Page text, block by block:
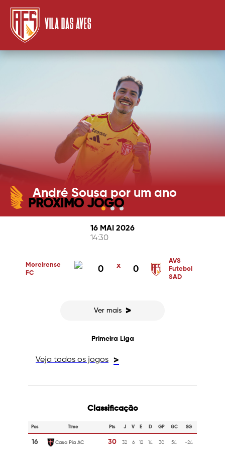
VILA DAS AVES
André Sousa por um ano
PRÓXIMO JOGO
16 MAI 2026
14:30
Moreirense
FC
0 x 0
AVS
Futebol
SAD
Ver mais >
Primeira Liga
Veja todos os jogos >
Classificação
Pos Time Pts J V E D GP GC SG
16 Casa Pia AC 30 32 6 12 14 30 54 -24